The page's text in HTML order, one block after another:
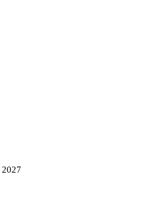
2027